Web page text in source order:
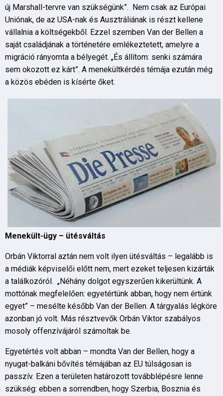
új Marshall-tervre van szükségünk”. Nem csak az Európai
Uniónak, de az USA-nak és Ausztráliának is részt kellene
vállalnia a költségekből. Ezzel szemben Van der Bellen a
saját családjának a történetére emlékeztetett, amelyre a
migráció rányomta a bélyegét. „És állítom: senki számára
sem okozott ez kárt”. A menekültkérdés témája ezután még
a közös ebéden is kísérte őket.
Menekült-ügy – ütésváltás
Orbán Viktorral aztán nem volt ilyen ütésváltás – legalább is
a médiák képviselői előtt nem, mert ezeket teljesen kizárták
a találkozóról. „Néhány dolgot egyszerűen kikerültünk. A
mottónak megfelelően: egyetértünk abban, hogy nem értünk
egyet” – mesélte később Van der Bellen. A tárgyalás légköre
azonban jó volt. Más résztvevők Orbán Viktor szabályos
mosoly offenzívájáról számoltak be.
Egyetértés volt abban – mondta Van der Bellen, hogy a
nyugat-balkáni bővítés témájában az EU túlságosan is
passzív. Ezen a területen határozott továbblépésre lenne
szükség: ebben a sorrendben, hogy Szerbia, Bosznia és